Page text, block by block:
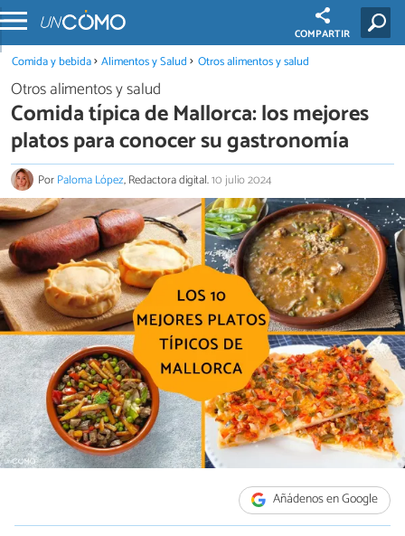
COMPARTIR
Comida y bebida Alimentos y Salud Otros alimentos y salud
Otros alimentos y salud
Comida típica de Mallorca: los mejores
platos para conocer su gastronomía
PorPaloma López, Redactora digital.10 julio 2024
Añádenos en Google